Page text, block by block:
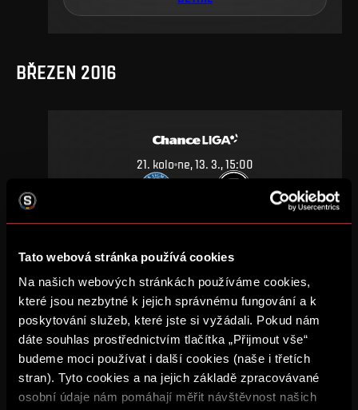
Tato webová stránka používá cookies
Na našich webových stránkách používáme cookies,
které jsou nezbytné k jejich správnému fungování a k
poskytování služeb, které jste si vyžádali. Pokud nám
dáte souhlas prostřednictvím tlačítka „Přijmout vše“
budeme moci používat i další cookies (naše i třetích
stran). Tyto cookies a na jejich základě zpracovávané
osobní údaje nám pomáhají měřit návštěvnost našich
BŘEZEN 2016
21. kolo ne, 13. 3., 15:00
0 2
DETAIL
ZÁŘÍ 2015
.kolo ne, 20. 9., 17:00